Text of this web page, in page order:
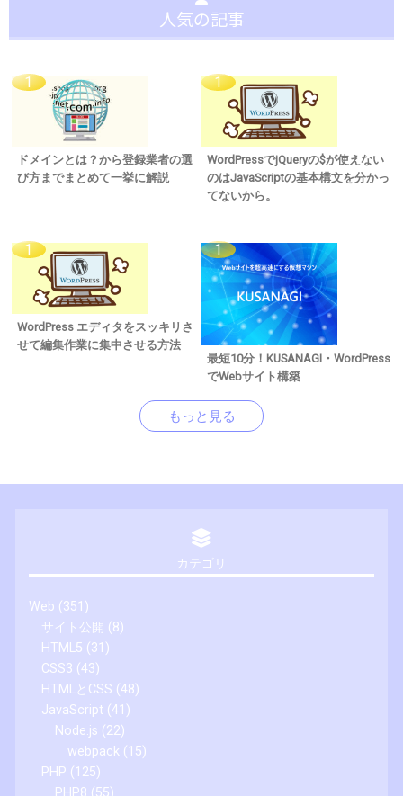
人気の記事
ドメインとは？から登録業者の選
び方までまとめて一挙に解説
WordPressでjQueryの$が使えない
のはJavaScriptの基本構文を分かっ
てないから。
WordPress エディタをスッキリさ
せて編集作業に集中させる方法
最短10分！KUSANAGI・WordPress
でWebサイト構築
もっと見る
カテゴリ
Web (351)
サイト公開 (8)
HTML5 (31)
CSS3 (43)
HTMLとCSS (48)
JavaScript (41)
Node.js (22)
webpack (15)
PHP (125)
PHP8 (55)